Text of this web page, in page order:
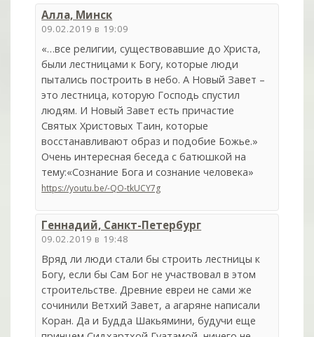
Алла, Минск
09.02.2019 в 19:09
«…все религии, существовавшие до Христа,
были лестницами к Богу, которые люди
пытались построить в небо. А Новый Завет –
это лестница, которую Господь спустил
людям. И Новый Завет есть причастие
Святых Христовых Таин, которые
восстанавливают образ и подобие Божье.»
Очень интересная беседа с батюшкой на
тему:«Сознание Бога и сознание человека»
https://youtu.be/-QO-tkUCY7g
Геннадий, Санкт-Петербург
09.02.2019 в 19:48
Вряд ли люди стали бы строить лестницы к
Богу, если бы Сам Бог не участвовал в этом
строительстве. Древние евреи не сами же
сочинили Ветхий Завет, а агаряне написали
Коран. Да и Будда Шакьямини, будучи еще